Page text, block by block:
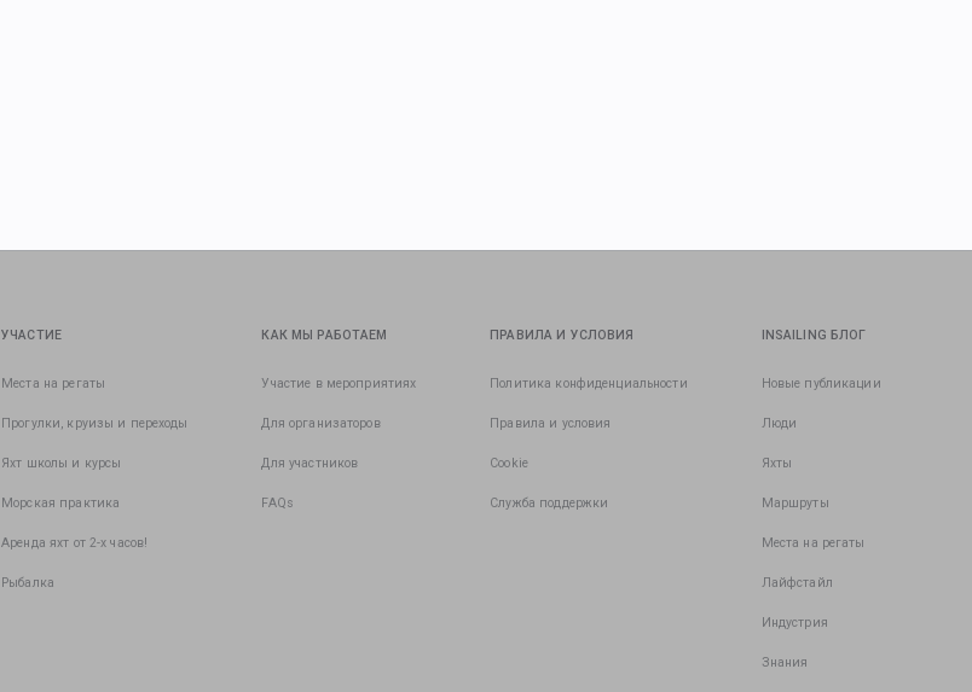
УЧАСТИЕ
Места на регаты
Прогулки, круизы и переходы
Яхт школы и курсы
Морская практика
Аренда яхт от 2-х часов!
Рыбалка
КАК МЫ РАБОТАЕМ
Участие в мероприятиях
Для организаторов
Для участников
FAQs
ПРАВИЛА И УСЛОВИЯ
Политика конфиденциальности
Правила и условия
Cookie
Служба поддержки
INSAILING БЛОГ
Новые публикации
Люди
Яхты
Маршруты
Места на регаты
Лайфстайл
Индустрия
Знания